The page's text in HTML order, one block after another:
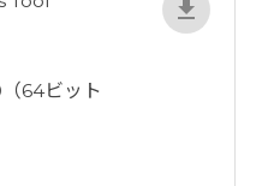
64ビット